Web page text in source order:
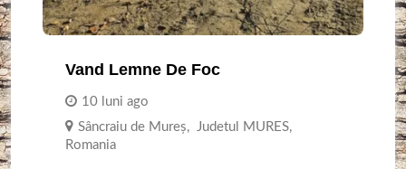
Vand Lemne De Foc
10 luni ago
Sâncraiu de Mureș, Judetul MURES,
Romania